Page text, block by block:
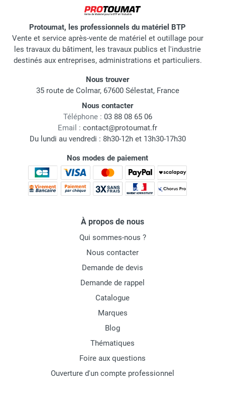
Protoumat, les professionnels du matériel BTP
Vente et service après-vente de matériel et outillage pour
les travaux du bâtiment, les travaux publics et l'industrie
destinés aux entreprises, administrations et particuliers.
Nous trouver
35 route de Colmar, 67600 Sélestat, France
Nous contacter
Téléphone : 03 88 08 65 06
Email : contact@protoumat.fr
Du lundi au vendredi : 8h30-12h et 13h30-17h30
Nos modes de paiement
À propos de nous
Qui sommes-nous ?
Nous contacter
Demande de devis
Demande de rappel
Catalogue
Marques
Blog
Thématiques
Foire aux questions
Ouverture d'un compte professionnel